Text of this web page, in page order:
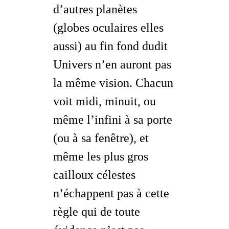
d’autres planètes
(globes oculaires elles
aussi) au fin fond dudit
Univers n’en auront pas
la même vision. Chacun
voit midi, minuit, ou
même l’infini à sa porte
(ou à sa fenêtre), et
même les plus gros
cailloux célestes
n’échappent pas à cette
règle qui de toute